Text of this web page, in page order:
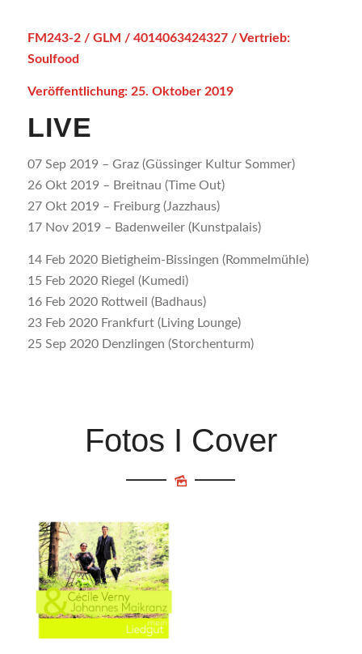
FM243-2 / GLM / 4014063424327 / Vertrieb:
Soulfood
Veröffentlichung: 25. Oktober 2019
LIVE
07 Sep 2019 – Graz (Güssinger Kultur Sommer)
26 Okt 2019 – Breitnau (Time Out)
27 Okt 2019 – Freiburg (Jazzhaus)
17 Nov 2019 – Badenweiler (Kunstpalais)
14 Feb 2020 Bietigheim-Bissingen (Rommelmühle)
15 Feb 2020 Riegel (Kumedi)
16 Feb 2020 Rottweil (Badhaus)
23 Feb 2020 Frankfurt (Living Lounge)
25 Sep 2020 Denzlingen (Storchenturm)
Fotos I Cover